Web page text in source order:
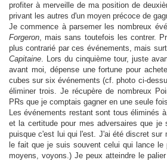
profiter à merveille de ma position de
privant les autres d'un moyen précoce de
Je commence à parsemer les nombreux
Forgeron, mais sans toutefois les contrer.
plus contrarié par ces événements, mais
Capitaine. Lors du cinquième tour, juste
avant moi, dépense une fortune pour
cubes sur six événements (cf. photo ci-
éliminer trois. Je récupère de nombreux
PRs que je comptais gagner en une seule
Les événements restant sont tous éliminés
et la certitude pour mes adversaires que je
puisque c'est lui qui l'est. J'ai été discret
le fait que je suis souvent celui qui lance
moyens, voyons.) Je peux atteindre le